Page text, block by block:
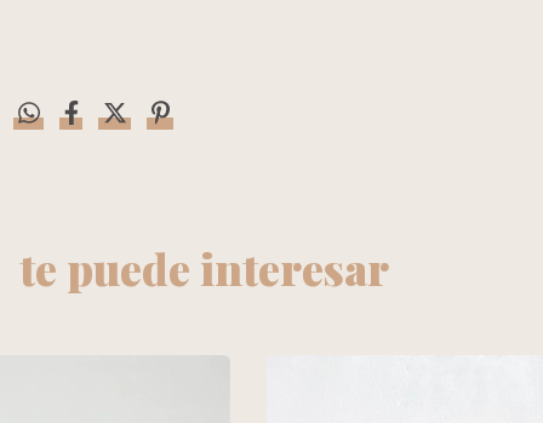
te puede interesar